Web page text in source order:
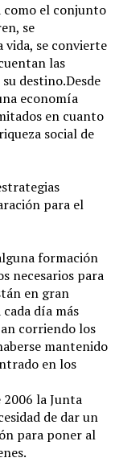
como el conjunto
se
se convierte
las
destino.Desde
economía
en cuanto
social de
para el
formación
necesarios para
en gran
día más
corriendo los
mantenido
en los
la Junta
de dar un
para poner al